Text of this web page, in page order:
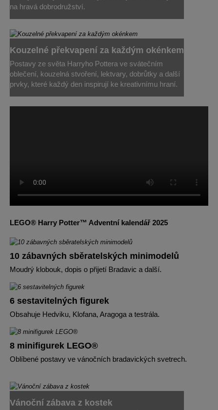
na hravá dobrodružství.
Kouzelné překvapení za každým okénkem
Postavy ze světa Harryho Pottera ve svátečním
oblečení, kouzelná stvoření, lektvary, dobrůtky a další
prvky, které každý den inspirují ke kreativnímu hraní.
LEGO® Harry Potter™ Adventní kalendář 2025
10 zábavných sběratelských minimodelů
Moudrý klobouk, dopis o přijetí Bradavic a další.
6 sestavitelných figurek
Obsahuje Hedviku, Klofana, Aragoga a testrála.
8 minifigurek LEGO®
Oblíbené postavy ve vánočních bradavických svetrech.
Vánoční zábava z kostek